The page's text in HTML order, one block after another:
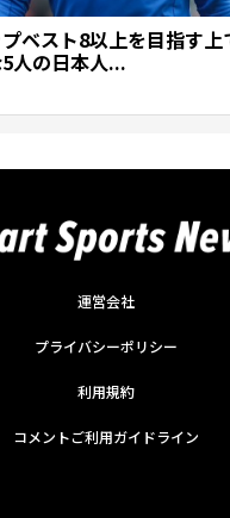
ベスト8以上を目指す上
人の日本人...
運営会社
プライバシーポリシー
利用規約
コメントご利用ガイドライン